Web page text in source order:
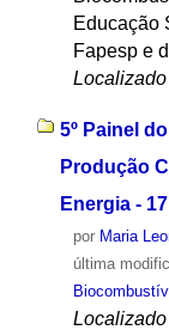
Educação
Fapesp e
5º Painel
Produção
Energia -
por Maria
última